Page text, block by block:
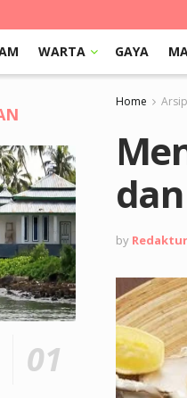
WARTA GAYA
Home
by Redaktur